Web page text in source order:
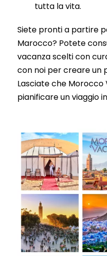
tutta la vita.
Siete pronti a partire
Marocco? Potete
vacanza scelti con
con noi per creare un
Lasciate che Morocco
pianificare un viaggio